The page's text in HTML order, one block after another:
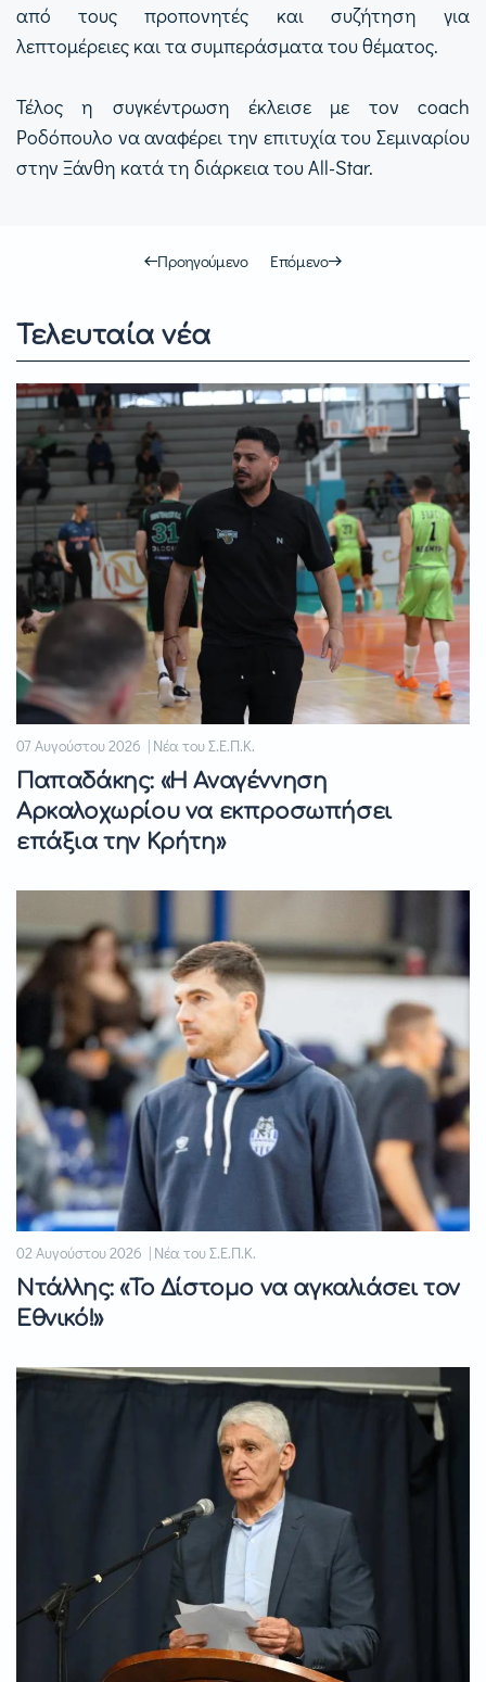
από τους προπονητές και συζήτηση για
λεπτομέρειες και τα συμπεράσματα του θέματος.
Τέλος η συγκέντρωση έκλεισε με τον coach
Ροδόπουλο να αναφέρει την επιτυχία του Σεμιναρίου
στην Ξάνθη κατά τη διάρκεια του All-Star.
Προηγούμενο Επόμενο
Τελευταία νέα
07 Αυγούστου 2026 | Νέα του Σ.Ε.Π.Κ.
Παπαδάκης: «Η Αναγέννηση
Αρκαλοχωρίου να εκπροσωπήσει
επάξια την Κρήτη»
02 Αυγούστου 2026 | Νέα του Σ.Ε.Π.Κ.
Ντάλλης: «Το Δίστομο να αγκαλιάσει τον
Εθνικό!»